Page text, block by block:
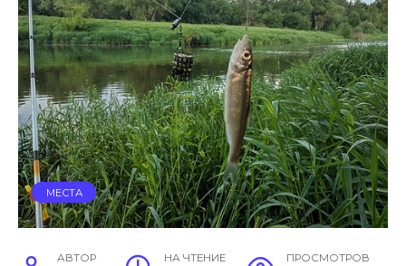
МЕСТА
АВТОР НА ЧТЕНИЕ ПРОСМОТРОВ